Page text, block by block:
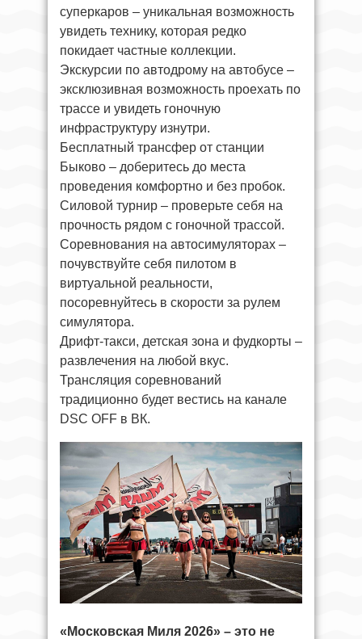
суперкаров – уникальная возможность
увидеть технику, которая редко
покидает частные коллекции.
Экскурсии по автодрому на автобусе –
эксклюзивная возможность проехать по
трассе и увидеть гоночную
инфраструктуру изнутри.
Бесплатный трансфер от станции
Быково – доберитесь до места
проведения комфортно и без пробок.
Силовой турнир – проверьте себя на
прочность рядом с гоночной трассой.
Соревнования на автосимуляторах –
почувствуйте себя пилотом в
виртуальной реальности,
посоревнуйтесь в скорости за рулем
симулятора.
Дрифт-такси, детская зона и фудкорты –
развлечения на любой вкус.
Трансляция соревнований
традиционно будет вестись на канале
DSC OFF в ВК.
«Московская Миля 2026» – это не